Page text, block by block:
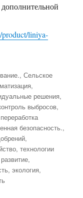
дополнительной
liniya-
,Сельское
,
решения,
выбросов,
переработка
безопасность.,
,
,технологии
,
,экология,